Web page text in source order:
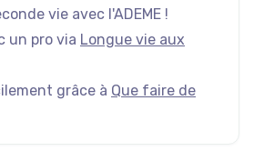
vie avec l'ADEME !
un pro via Longue vie aux
grâce à Que faire de